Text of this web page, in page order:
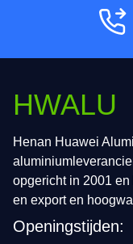
HWALU
Henan Huawei
opgericht in 2001
en export en
Openingstijden: